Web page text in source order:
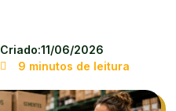
Criado:11/06/2026
9 minutos de leitura